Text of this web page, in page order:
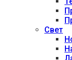
Свет